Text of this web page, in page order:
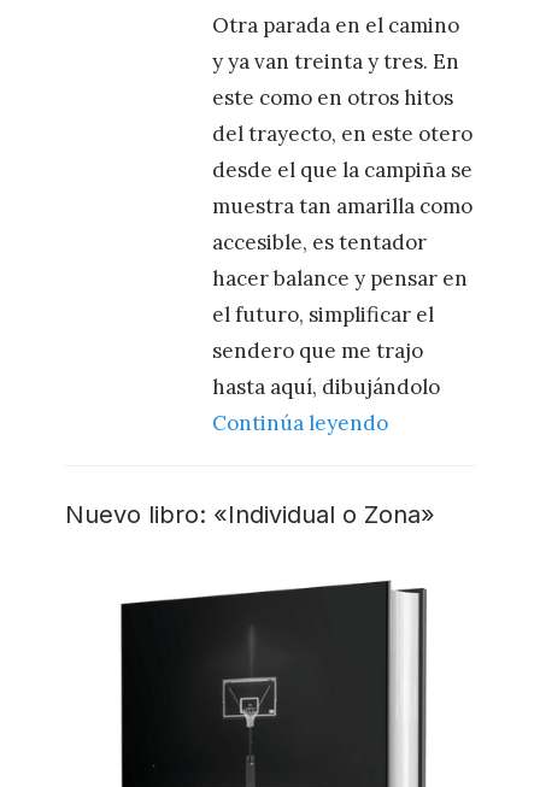
Otra parada en el camino
y ya van treinta y tres. En
este como en otros hitos
del trayecto, en este otero
desde el que la campiña se
muestra tan amarilla como
accesible, es tentador
hacer balance y pensar en
el futuro, simplificar el
sendero que me trajo
hasta aquí, dibujándolo
Continúa leyendo
Nuevo libro: «Individual o Zona»